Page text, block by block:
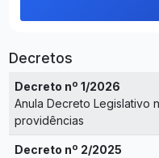
Decretos
Decreto nº 1/2026
Anula Decreto Legislativo
providências
Decreto nº 2/2025